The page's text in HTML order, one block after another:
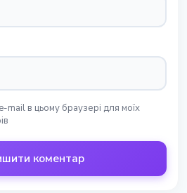
mail в цьому браузері для моїх
коментар